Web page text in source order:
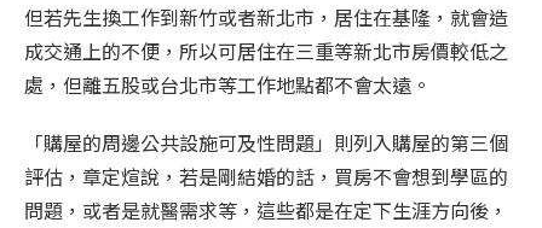
但若先生換工作到新竹或者新北市，居住在基隆，就會造
成交通上的不便，所以可居住在三重等新北市房價較低之
處，但離五股或台北市等工作地點都不會太遠。
「購屋的周邊公共設施可及性問題」則列入購屋的第三個
評估，章定煊說，若是剛結婚的話，買房不會想到學區的
問題，或者是就醫需求等，這些都是在定下生涯方向後，